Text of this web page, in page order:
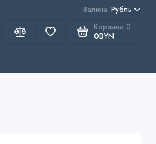
Валюта Рубль
Корзина 0
0BYN